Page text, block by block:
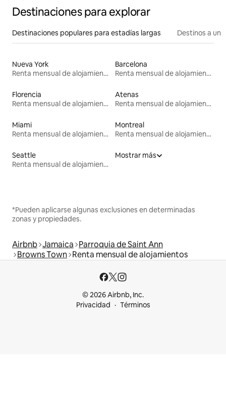
Destinaciones para explorar
Destinaciones populares para estadías largas Destinos a un
Nueva York
Renta mensual de alojamientos
Barcelona
Renta mensual de alojamientos
Florencia
Renta mensual de alojamientos
Atenas
Renta mensual de alojamientos
Miami
Renta mensual de alojamientos
Montreal
Renta mensual de alojamientos
Seattle
Renta mensual de alojamientos
Mostrar más
*Pueden aplicarse algunas exclusiones en determinadas
zonas y propiedades.
Airbnb Jamaica Parroquia de Saint Ann
Browns Town Renta mensual de alojamientos
© 2026 Airbnb, Inc.
Privacidad
Términos